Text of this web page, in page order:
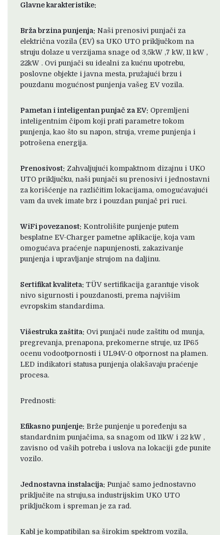
Glavne karakteristike:
Brža brzina punjenja: Naši prenosivi punjači za
električna vozila (EV) sa UKO UTO priključkom na
struju dolaze u verzijama snage od 3,5kW ,7 kW, 11 kW ,
22kW . Ovi punjači su idealni za kućnu upotrebu,
poslovne objekte i javna mesta, pružajući brzu i
pouzdanu mogućnost punjenja vašeg EV vozila.
Pametan i inteligentan punjač za EV: Opremljeni
inteligentnim čipom koji prati parametre tokom
punjenja, kao što su napon, struja, vreme punjenja i
potrošena energija.
Prenosivost: Zahvaljujući kompaktnom dizajnu i UKO
UTO priključku, naši punjači su prenosivi i jednostavni
za korišćenje na različitim lokacijama, omogućavajući
vam da uvek imate brz i pouzdan punjač pri ruci.
WiFi povezanost: Kontrolišite punjenje putem
besplatne EV-Charger pametne aplikacije, koja vam
omogućava praćenje napunjenosti, zakazivanje
punjenja i upravljanje strujom na daljinu.
Sertifikat kvaliteta: TÜV sertifikacija garantuje visok
nivo sigurnosti i pouzdanosti, prema najvišim
evropskim standardima.
Višestruka zaštita: Ovi punjači nude zaštitu od munja,
pregrevanja, prenapona, prekomerne struje, uz IP65
ocenu vodootpornosti i UL94V-0 otpornost na plamen.
LED indikatori statusa punjenja olakšavaju praćenje
procesa.
Prednosti:
Efikasno punjenje: Brže punjenje u poređenju sa
standardnim punjačima, sa snagom od 11kW i 22 kW ,
zavisno od vaših potreba i uslova na lokaciji gde punite
vozilo.
Jednostavna instalacija: Punjač samo jednostavno
priključite na struju,sa industrijskim UKO UTO
priključkom i spreman je za rad.
Kabl je kompatibilan sa širokim spektrom vozila,